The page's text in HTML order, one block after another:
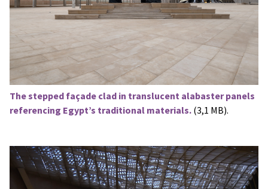
The stepped façade clad in translucent alabaster panels
referencing Egypt’s traditional materials. (3,1 MB).